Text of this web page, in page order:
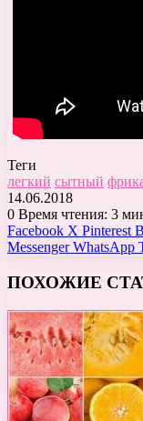
Теги
легкий сытный
14.06.2018
0 Время чтения: 3
Facebook X Pinterest
Messenger WhatsApp
ПОХОЖИЕ